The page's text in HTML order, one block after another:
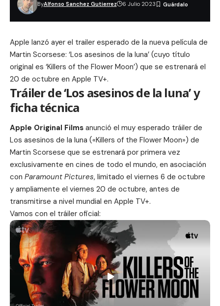
ByAlfonso Sanchez Gutierrez 6 Julio 2023
Apple lanzó ayer el trailer esperado de la nueva película de
Martin Scorsese: ‘Los asesinos de la luna’ (cuyo título
original es ‘Killers of the Flower Moon’) que se estrenará el
20 de octubre en Apple TV+.
Tráiler de ‘Los asesinos de la luna’ y
ficha técnica
Apple Original Films anunció el muy esperado tráiler de
Los asesinos de la luna («Killers of the Flower Moon») de
Martin Scorsese que se estrenará por primera vez
exclusivamente en cines de todo el mundo, en asociación
con Paramount Pictures, limitado el viernes 6 de octubre
y ampliamente el viernes 20 de octubre, antes de
transmitirse a nivel mundial en Apple TV+.
Vamos con el tráiler oficial: